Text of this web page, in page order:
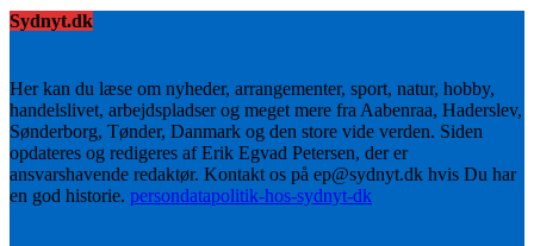
Sydnyt.dk
Her kan du læse om nyheder, arrangementer, sport, natur, hobby,
handelslivet, arbejdspladser og meget mere fra Aabenraa, Haderslev,
Sønderborg, Tønder, Danmark og den store vide verden. Siden
opdateres og redigeres af Erik Egvad Petersen, der er
ansvarshavende redaktør. Kontakt os på ep@sydnyt.dk hvis Du har
en god historie. persondatapolitik-hos-sydnyt-dk